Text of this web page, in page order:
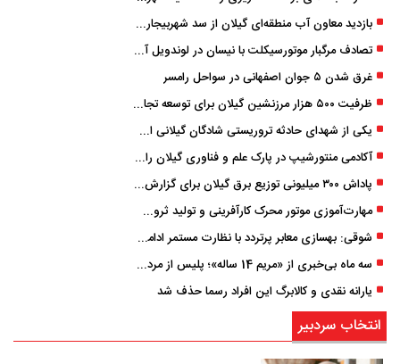
بازدید معاون آب منطقه‌ای گیلان از سد شهربیجار برای تداوم تأمین آب شرب استان
تصادف مرگبار موتورسیکلت با نیسان در لوندویل آستارا/ انتقال مصدوم با اورژانس هوایی به رشت
غرق شدن ۵ جوان اصفهانی در سواحل رامسر
ظرفیت ۵۰۰ هزار مرزنشین گیلان برای توسعه تجارت فعال می‌شود
یکی از شهدای حادثه تروریستی شادگان گیلانی است/ شهادت «سینا سیاه‌ نژاد» در درگیری با اشرار مسلح
آکادمی منتورشیپ در پارک علم و فناوری گیلان راه‌اندازی شد
پاداش ۳۰۰ میلیونی توزیع برق گیلان برای گزارش ماینرهای غیرمجاز
مهارت‌آموزی موتور محرک کارآفرینی و تولید ثروت است
شوقی: بهسازی معابر پرتردد با نظارت مستمر ادامه دارد
سه ماه بی‌خبری از «مریم 14 ساله»؛ پلیس از مردم کمک خواست
یارانه نقدی و کالابرگ این افراد رسما حذف شد
انتخاب سردبیر